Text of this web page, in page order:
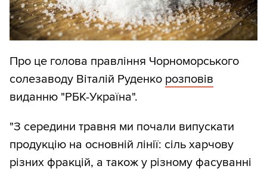
Про це голова правління Чорноморського
солезаводу Віталій Руденко розповів
виданню "РБК-Україна".
"З середини травня ми почали випускати
продукцію на основній лінії: сіль харчову
різних фракцій, а також у різному фасуванні